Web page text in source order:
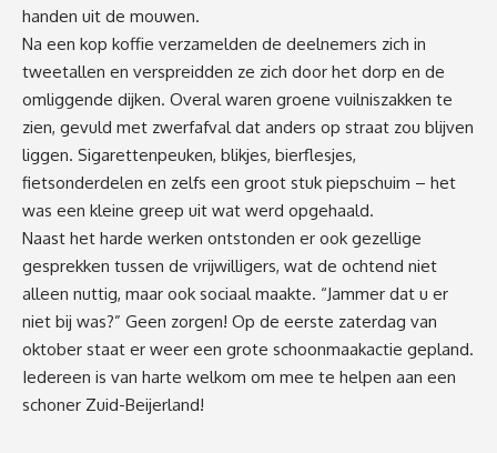
handen uit de mouwen.
Na een kop koffie verzamelden de deelnemers zich in
tweetallen en verspreidden ze zich door het dorp en de
omliggende dijken. Overal waren groene vuilniszakken te
zien, gevuld met zwerfafval dat anders op straat zou blijven
liggen. Sigarettenpeuken, blikjes, bierflesjes,
fietsonderdelen en zelfs een groot stuk piepschuim – het
was een kleine greep uit wat werd opgehaald.
Naast het harde werken ontstonden er ook gezellige
gesprekken tussen de vrijwilligers, wat de ochtend niet
alleen nuttig, maar ook sociaal maakte. “Jammer dat u er
niet bij was?” Geen zorgen! Op de eerste zaterdag van
oktober staat er weer een grote schoonmaakactie gepland.
Iedereen is van harte welkom om mee te helpen aan een
schoner Zuid-Beijerland!